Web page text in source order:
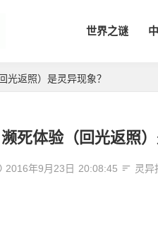
世界之谜
光返照）是灵异现象？
濒死体验（回光返照）
2016年9月23日 20:08:45 灵异